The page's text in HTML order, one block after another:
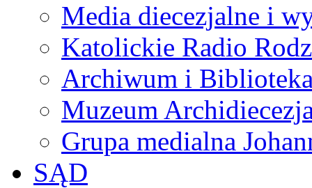
Media diecezjalne i
Katolickie Radio
Archiwum i
Muzeum
Grupa medialna
SĄD